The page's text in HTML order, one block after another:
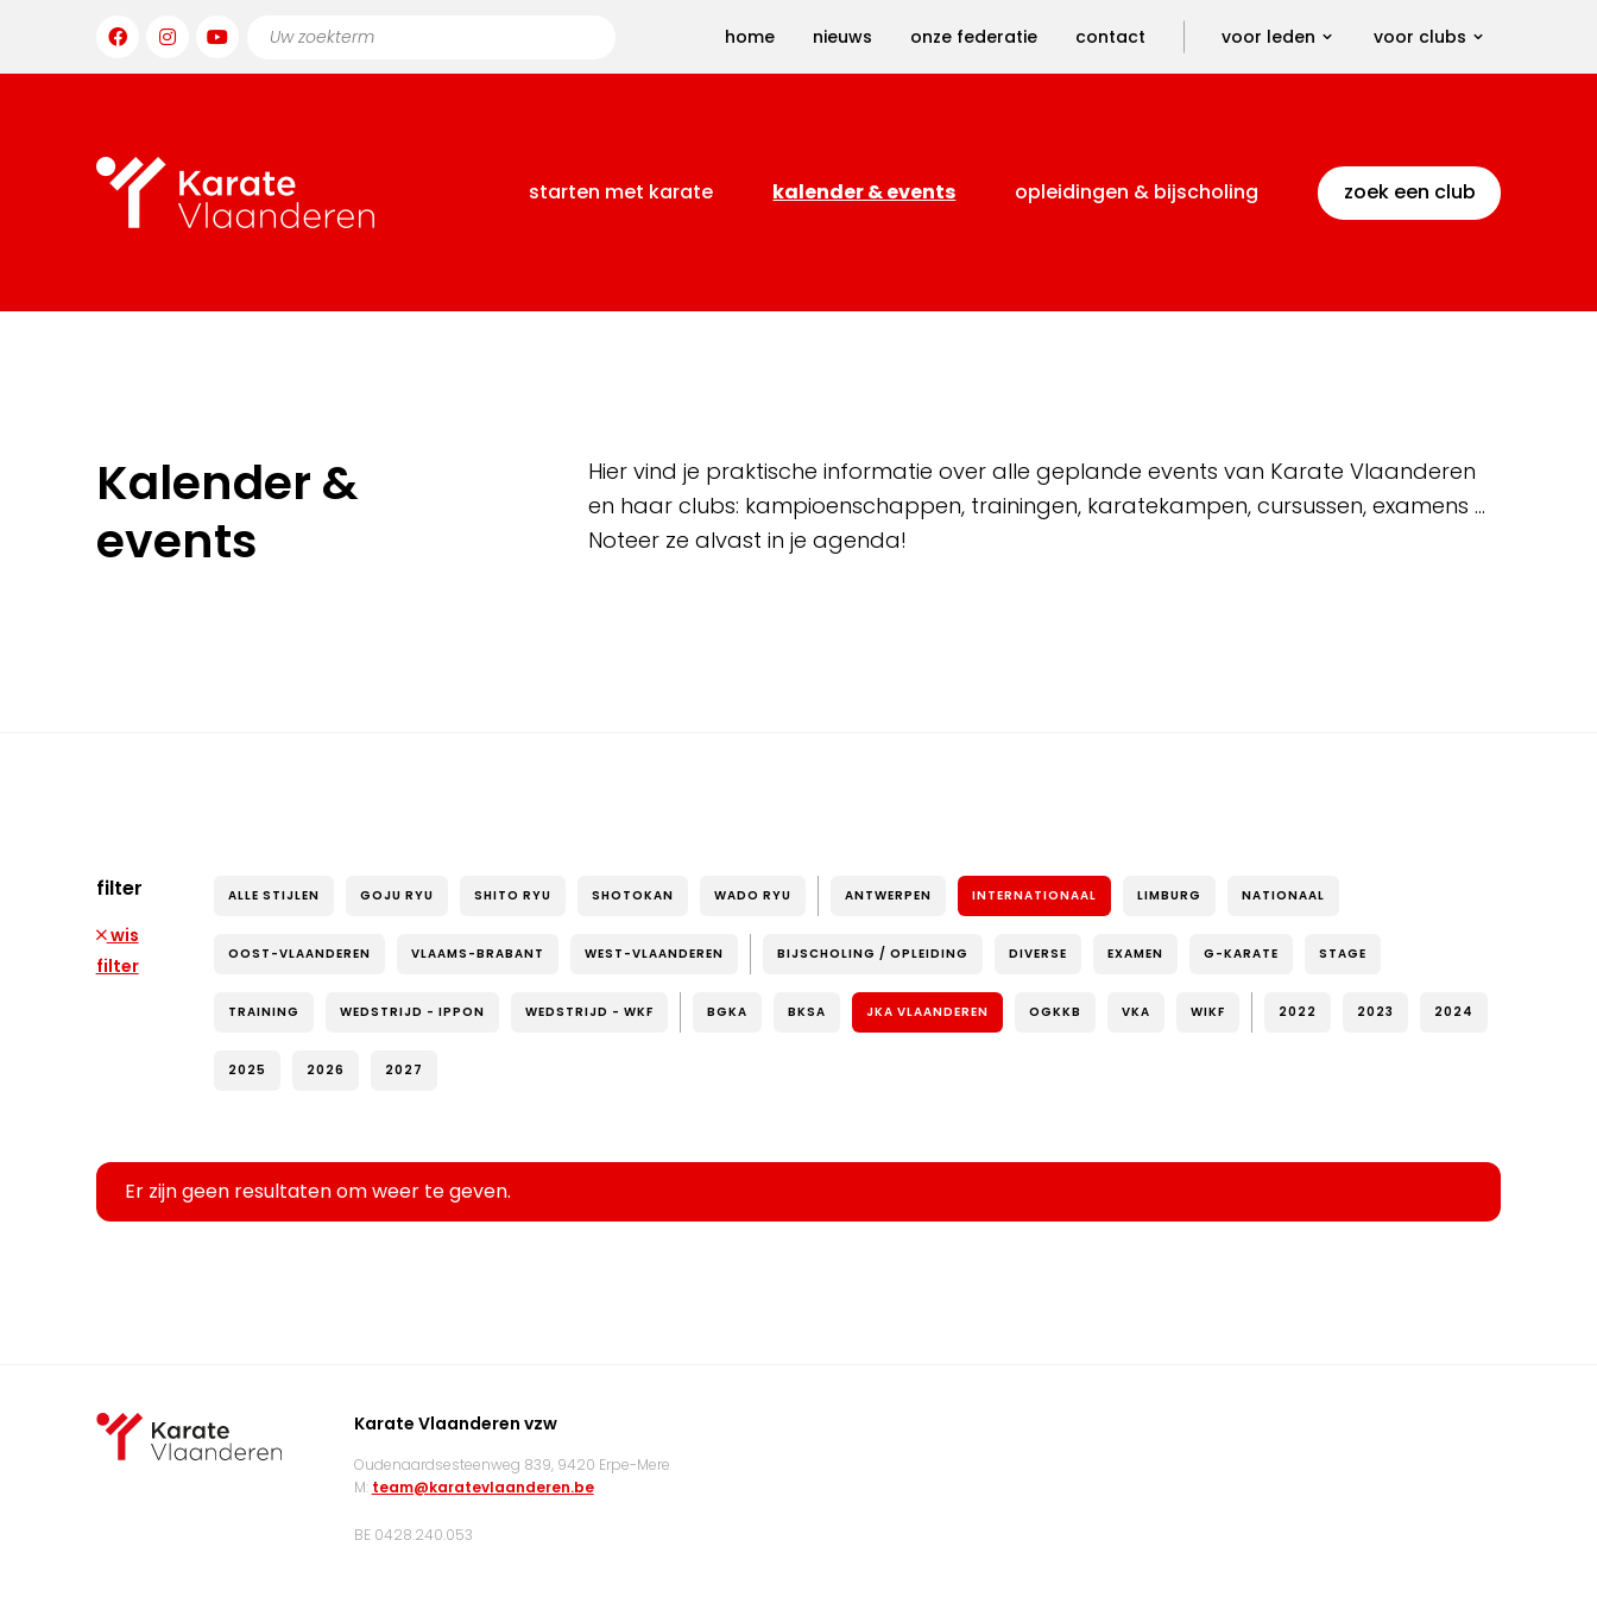
home nieuws onze federatie contact voor leden voor clubs
starten met karate kalender & events opleidingen & bijscholing zoek een club
Kalender &
events
Hier vind je praktische informatie over alle geplande events van Karate Vlaanderen
en haar clubs: kampioenschappen, trainingen, karatekampen, cursussen, examens …
Noteer ze alvast in je agenda!
filter
wis
filter
ALLE STIJLEN GOJU RYU SHITO RYU SHOTOKAN WADO RYU ANTWERPEN INTERNATIONAAL LIMBURG NATIONAAL
OOST-VLAANDEREN VLAAMS-BRABANT WEST-VLAANDEREN BIJSCHOLING / OPLEIDING DIVERSE EXAMEN G-KARATE STAGE
TRAINING WEDSTRIJD - IPPON WEDSTRIJD - WKF BGKA BKSA JKA VLAANDEREN OGKKB VKA WIKF 2022 2023 2024
2025 2026 2027
Er zijn geen resultaten om weer te geven.
Karate Vlaanderen vzw
Oudenaardsesteenweg 839, 9420 Erpe-Mere
M: team@karatevlaanderen.be
BE 0428.240.053